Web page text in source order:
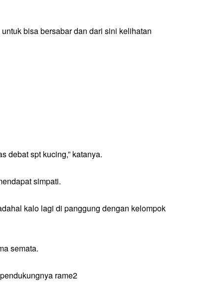
bisa bersabar dan dari sini kelihatan
debat spt kucing,” katanya.
simpati.
kalo lagi di panggung dengan kelompok
semata.
rame2